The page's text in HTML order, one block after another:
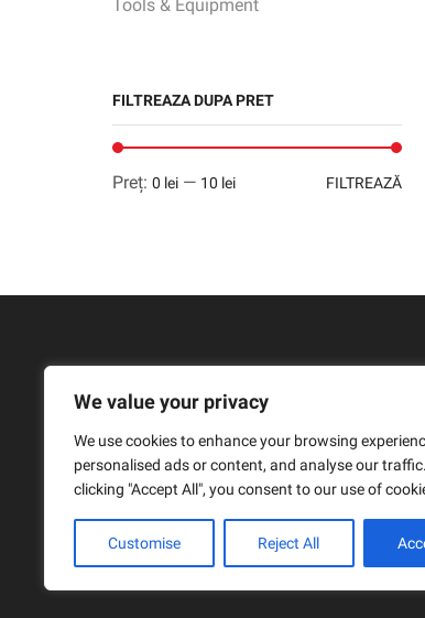
We value your privacy
We use cookies to enhance your browsing
personalised ads or content, and analyse our
clicking "Accept All", you consent to our use of
Customise Reject All
Tools & Equipment
FILTREAZA DUPA PRET
Preț
Preț
FILTREAZĂ
Preț: 0 lei — 10 lei